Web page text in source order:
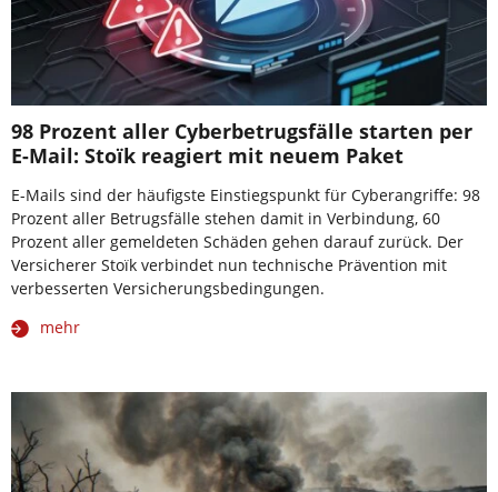
98 Prozent aller Cyberbetrugsfälle starten per
E-Mail: Stoïk reagiert mit neuem Paket
E-Mails sind der häufigste Einstiegspunkt für Cyberangriffe: 98
Prozent aller Betrugsfälle stehen damit in Verbindung, 60
Prozent aller gemeldeten Schäden gehen darauf zurück. Der
Versicherer Stoïk verbindet nun technische Prävention mit
verbesserten Versicherungsbedingungen.
mehr